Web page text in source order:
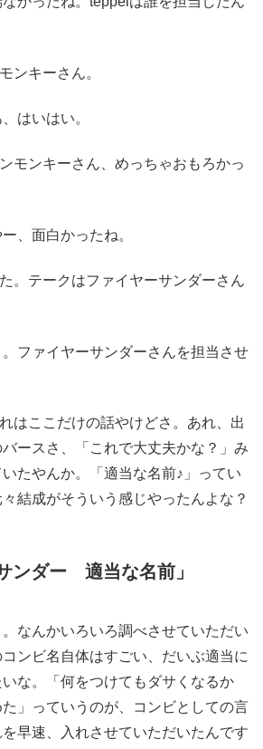
ンキーさん。
はいはい。
モンキーさん、めっちゃおもろかっ
、面白かったね。
。テークはファイヤーサンダーさん
。ファイヤーサンダーさんを担当させ
はここだけの話やけどさ。あれ、出
ースさ、「これで大丈夫かな？」み
たやんか。「適当な名前♪」ってい
結成がそういう感じやったんよな？
ンダー 適当な名前」
。なんかいろいろ調べさせていただい
ンビ名自体はすごい、だいぶ適当に
な。「何をつけてもダサくなるか
」っていうのが、コンビとしての言
早速、入れさせていただいたんです